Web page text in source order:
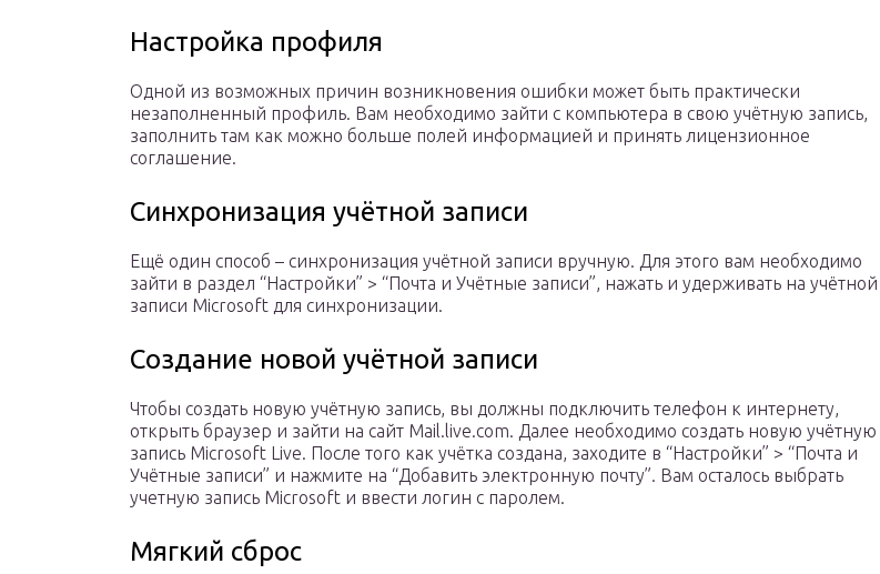
Настройка профиля
Одной из возможных причин возникновения ошибки может быть практически
незаполненный профиль. Вам необходимо зайти с компьютера в свою учётную запись,
заполнить там как можно больше полей информацией и принять лицензионное
соглашение.
Синхронизация учётной записи
Ещё один способ – синхронизация учётной записи вручную. Для этого вам необходимо
зайти в раздел “Настройки” > “Почта и Учётные записи”, нажать и удерживать на учётной
записи Microsoft для синхронизации.
Создание новой учётной записи
Чтобы создать новую учётную запись, вы должны подключить телефон к интернету,
открыть браузер и зайти на сайт Mail.live.com. Далее необходимо создать новую учётную
запись Microsoft Live. После того как учётка создана, заходите в “Настройки” > “Почта и
Учётные записи” и нажмите на “Добавить электронную почту”. Вам осталось выбрать
учетную запись Microsoft и ввести логин с паролем.
Мягкий сброс